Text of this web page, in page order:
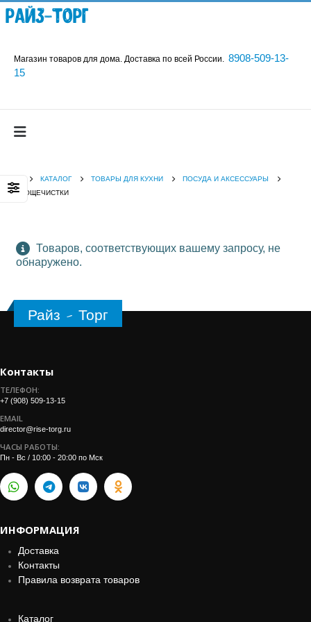
Райз-Торг
Магазин товаров для дома. Доставка по всей России. 8908-509-13-
15
КАТАЛОГ ТОВАРЫ ДЛЯ КУХНИ
ПОСУДА И АКСЕССУАРЫ
ОВОЩЕЧИСТКИ
Товаров, соответствующих вашему запросу, не
обнаружено.
Райз - Торг
Контакты
ТЕЛЕФОН:
+7 (908) 509-13-15
EMAIL
director@rise-torg.ru
ЧАСЫ РАБОТЫ:
Пн - Вс / 10:00 - 20:00 по Мск
ИНФОРМАЦИЯ
Доставка
Контакты
Правила возврата товаров
Каталог